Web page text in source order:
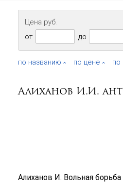
Цена руб.
от
до
по названию по цене по
Алиханов И.И.
Алиханов И. Вольная борьба